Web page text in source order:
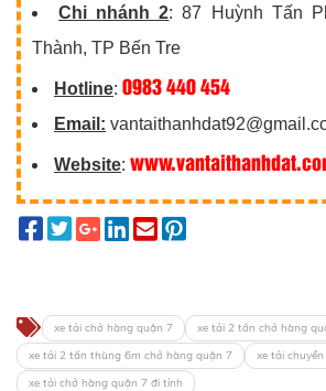
Chi nhánh 2: 87 Huỳnh Tấn
Thành, TP Bến Tre
Hotline: 0983 440 454
Email:
Website:
xe tải chở hàng quận 7
xe tải 2 tấn chở hàng
xe tải 2 tấn thùng 6m chở hàng quận 7
xe tải
xe tải chở hàng quận 7 đi tỉnh